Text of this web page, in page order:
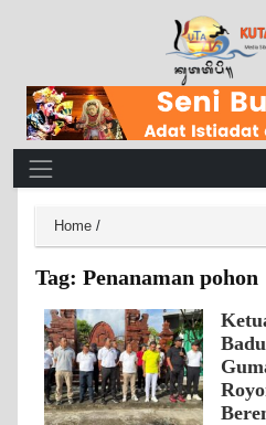
Main Navigation
Home /
Tag: Penanaman pohon